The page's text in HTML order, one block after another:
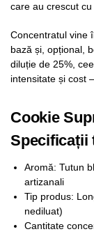
care au crescut
Concentratul vine
bază și, opțional,
diluție de 25%,
intensitate și cost
Cookie
Specificații
Aromă: Tutun
artizanali
Tip produs:
nediluat)
Cantitate